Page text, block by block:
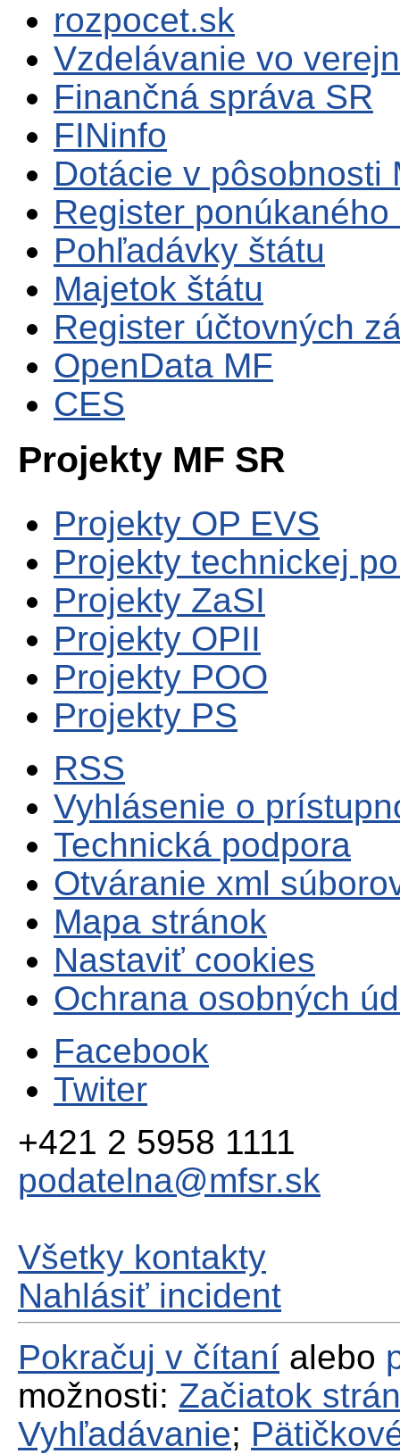
rozpocet.sk
Vzdelávanie vo
Finančná správa SR
FINinfo
Dotácie v pôsobnosti
Register
Pohľadávky štátu
Majetok štátu
Register účtovných
OpenData MF
CES
Projekty MF SR
Projekty OP EVS
Projekty technickej
Projekty ZaSI
Projekty OPII
Projekty POO
Projekty PS
RSS
Vyhlásenie o
Technická podpora
Otváranie xml
Mapa stránok
Nastaviť cookies
Ochrana osobných
Facebook
Twiter
+421 2 5958 1111
podatelna@mfsr.sk
Všetky kontakty
Nahlásiť incident
Pokračuj v čítaní alebo
možnosti: Začiatok
Vyhľadávanie;